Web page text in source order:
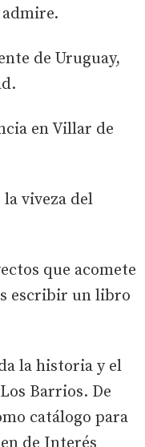
de Uruguay,
en Villar de
viveza del
que acomete
escribir un libro
la historia y el
Barrios. De
catálogo para